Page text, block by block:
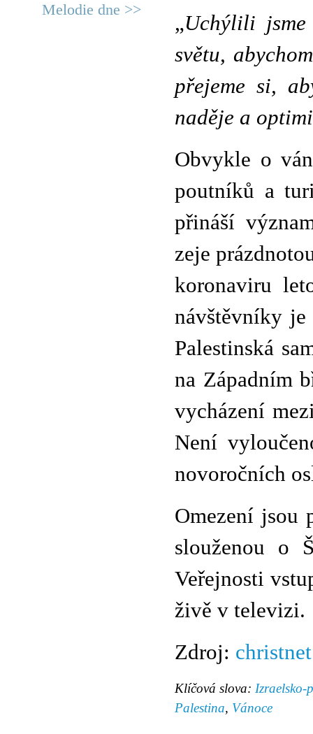
Melodie dne >>
„Uchýlili
světu,
přejeme si,
naděje a
Obvykle o
poutníků a
přináší
zeje
koronaviru
návštěvníky je
Palestinská
na Západním
vycházení
Není
novoročních
Omezení jsou
slouženou o
Veřejnosti
živě v televizi.
Zdroj:
Klíčová slova: Izraelsko-
Palestina, Vánoce